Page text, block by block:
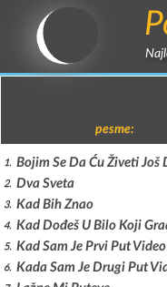
pesme:
1 Bojim Se Da Ću Živeti Još
2 Dva Sveta
3 Kad Bih Znao
4 Kad Dođeš U Bilo Koji
5 Kad Sam Je Prvi Put Video
6 Kada Sam Je Drugi Put